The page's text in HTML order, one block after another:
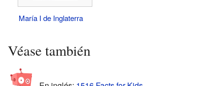
María I de Inglaterra
Véase también